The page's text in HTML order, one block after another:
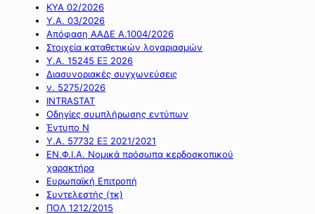
ΚΥΑ 02/2026
Υ.Α. 03/2026
Απόφαση ΑΑΔΕ Α.1004/2026
Στοιχεία καταθετικών λογαριασμών
Υ.Α. 15245 ΕΞ 2026
Διασυνοριακές συγχωνεύσεις
ν. 5275/2026
INTRASTAT
Οδηγίες συμπλήρωσης εντύπων
Έντυπο Ν
Υ.Α. 57732 ΕΞ 2021/2021
ΕΝ.Φ.Ι.Α. Νομικά πρόσωπα κερδοσκοπικού
χαρακτήρα
Ευρωπαϊκή Επιτροπή
Συντελεστής (τκ)
ΠΟΛ 1212/2015